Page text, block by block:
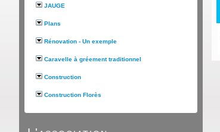
JAUGE
Plans
Rénovation - Un exemple
Caravelle à gréement traditionnel
Construction
Construction Florès